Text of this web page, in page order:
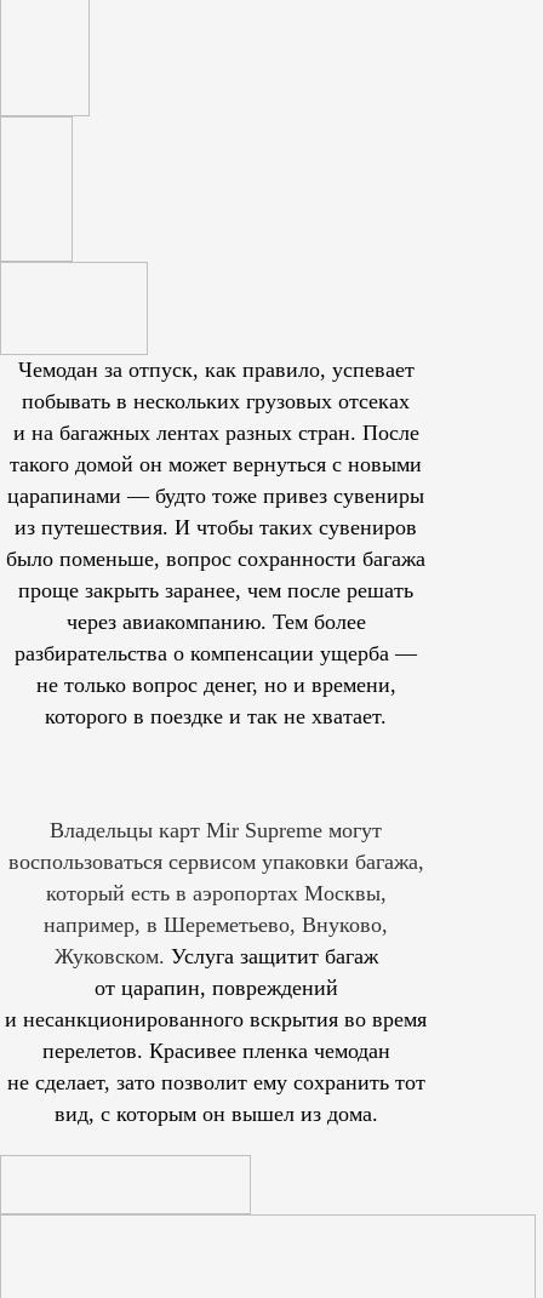
Чемодан за отпуск, как правило, успевает
побывать в нескольких грузовых отсеках
и на багажных лентах разных стран. После
такого домой он может вернуться с новыми
царапинами — будто тоже привез сувениры
из путешествия. И чтобы таких сувениров
было поменьше, вопрос сохранности багажа
проще закрыть заранее, чем после решать
через авиакомпанию. Тем более
разбирательства о компенсации ущерба —
не только вопрос денег, но и времени,
которого в поездке и так не хватает.
Владельцы карт Mir Supreme могут
воспользоваться сервисом упаковки багажа,
который есть в аэропортах Москвы,
например, в Шереметьево, Внуково,
Жуковском. Услуга защитит багаж
от царапин, повреждений
и несанкционированного вскрытия во время
перелетов. Красивее пленка чемодан
не сделает, зато позволит ему сохранить тот
вид, с которым он вышел из дома.